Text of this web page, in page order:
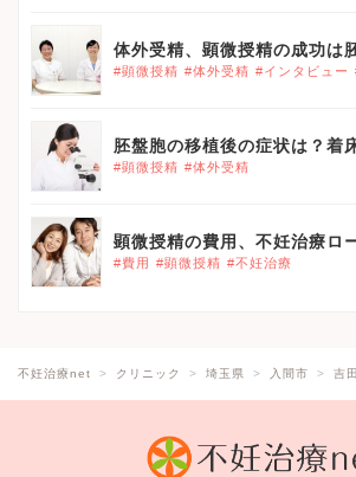
体外受精、顕微授精の成功は
#顕微授精 #体外受精 #インタビュー
胚盤胞の移植後の症状は？着
#顕微授精 #体外受精
顕微授精の費用、不妊治療ロ
#費用 #顕微授精 #不妊治療
不妊治療net クリニック 埼玉県 入間市 吉